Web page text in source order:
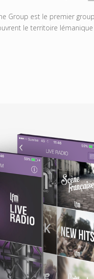
Group est le premier
le territoire